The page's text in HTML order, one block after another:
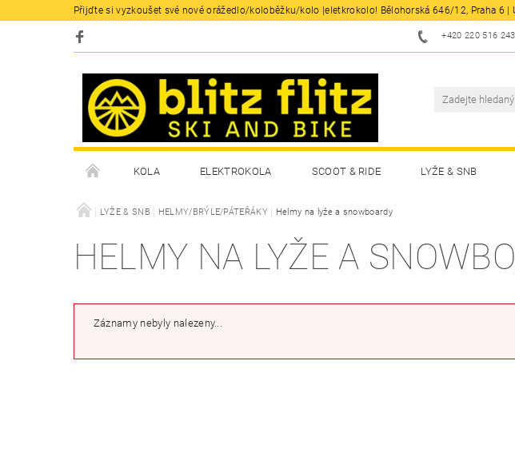
Přijďte si vyzkoušet své nové orážedlo/koloběžku/kolo |eletkrokolo! Bělohorská 646/12, Praha 6
+420 220 516 243
KOLA ELEKTROKOLA SCOOT & RIDE LYŽE & SNB
LYŽE & SNB HELMY/BRÝLE/PÁTEŘÁKY Helmy na lyže a snowboardy
HELMY NA LYŽE A
Záznamy nebyly nalezeny...